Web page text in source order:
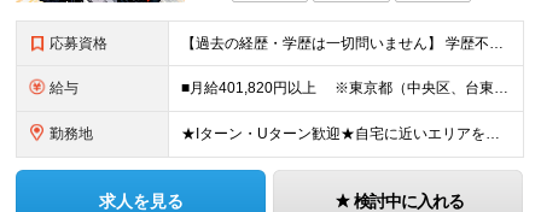
応募資格 【過去の経歴・学歴は一切問いません】 学歴不問・職種未経験歓迎・業種未経験歓迎 第二新卒・ブランクがある方も歓迎 ・普通自動車運転免許（AT限定可）をお持ちの方 Lお客様先へは社用車で訪問しますが
給与 ■月給401,820円以上 ※東京都（中央区、台東区、世田谷区、中野区、豊島区） ■月給386,820円以上 ※東京都（23区以外）、神奈川県、愛知県〈名古屋市〉、大阪府、京都府、兵庫県、滋賀県
勤務地 ★Iターン・Uターン歓迎★自宅に近いエリアを選べます 東京/大阪/愛知/神奈川/埼玉/福岡/北海道/山形/茨城/群馬/千葉/山梨/岐阜/静岡/長野/富山/石川/福井/三重/滋賀/京都/兵庫/島根/岡山
求人を見る 検討中に入れる